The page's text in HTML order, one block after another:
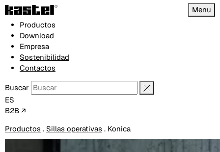
Menu
Productos
Download
Empresa
Sostenibilidad
Contactos
Buscar
ES
B2B ↗
Productos . Sillas operativas . Konica